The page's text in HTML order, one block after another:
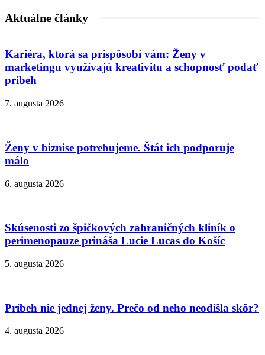
Aktuálne články
Kariéra, ktorá sa prispôsobí vám: Ženy v
marketingu využívajú kreativitu a schopnosť podať
príbeh
7. augusta 2026
Ženy v biznise potrebujeme. Štát ich podporuje
málo
6. augusta 2026
Skúsenosti zo špičkových zahraničných kliník o
perimenopauze prináša Lucie Lucas do Košíc
5. augusta 2026
Príbeh nie jednej ženy. Prečo od neho neodišla skôr?
4. augusta 2026